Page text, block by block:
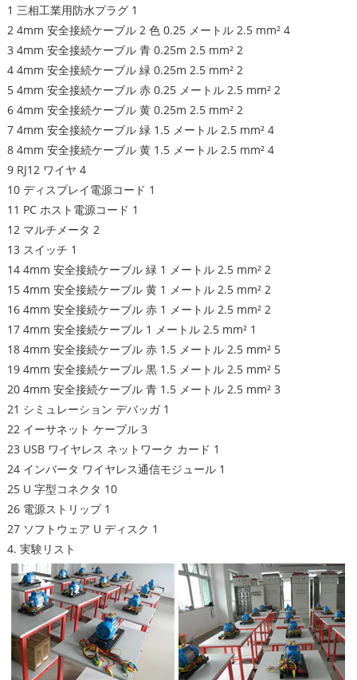
1 三相工業用防水プラグ 1
2 4mm 安全接続ケーブル 2 色 0.25 メートル 2.5 mm² 4
3 4mm 安全接続ケーブル 青 0.25m 2.5 mm² 2
4 4mm 安全接続ケーブル 緑 0.25m 2.5 mm² 2
5 4mm 安全接続ケーブル 赤 0.25 メートル 2.5 mm² 2
6 4mm 安全接続ケーブル 黄 0.25m 2.5 mm² 2
7 4mm 安全接続ケーブル 緑 1.5 メートル 2.5 mm² 4
8 4mm 安全接続ケーブル 黄 1.5 メートル 2.5 mm² 4
9 RJ12 ワイヤ 4
10 ディスプレイ電源コード 1
11 PC ホスト電源コード 1
12 マルチメータ 2
13 スイッチ 1
14 4mm 安全接続ケーブル 緑 1 メートル 2.5 mm² 2
15 4mm 安全接続ケーブル 黄 1 メートル 2.5 mm² 2
16 4mm 安全接続ケーブル 赤 1 メートル 2.5 mm² 2
17 4mm 安全接続ケーブル 1 メートル 2.5 mm² 1
18 4mm 安全接続ケーブル 赤 1.5 メートル 2.5 mm² 5
19 4mm 安全接続ケーブル 黒 1.5 メートル 2.5 mm² 5
20 4mm 安全接続ケーブル 青 1.5 メートル 2.5 mm² 3
21 シミュレーション デバッガ 1
22 イーサネット ケーブル 3
23 USB ワイヤレス ネットワーク カード 1
24 インバータ ワイヤレス通信モジュール 1
25 U 字型コネクタ 10
26 電源ストリップ 1
27 ソフトウェア U ディスク 1
4. 実験リスト